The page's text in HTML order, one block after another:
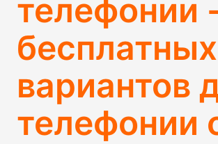
телефонии
бесплатных
вариантов
телефонии